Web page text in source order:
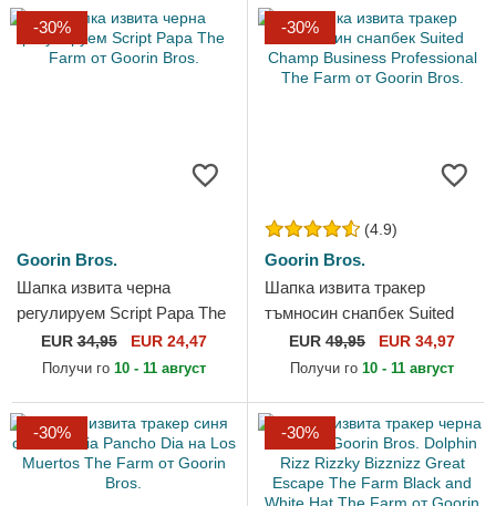
-30%
Goorin Bros.
Шапка извита черна
регулируем Script Papa The
Farm от Goorin Bros.
EUR34,95 EUR 24,47
Получи го 10 - 11 август
-30%
(4.9)
Goorin Bros.
Шапка извита тракер
тъмносин снапбек Suited
Champ Business
Professional The Farm от
EUR 49,95 EUR 34,97
Получи го 10 - 11 август
-30% -30%